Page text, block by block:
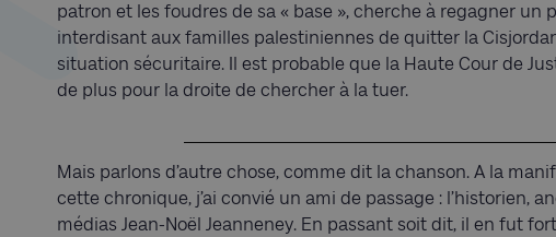
patron et les foudres de sa « base », cherche à regagner un
interdisant aux familles palestiniennes de quitter la
situation sécuritaire. Il est probable que la Haute Cour de
de plus pour la droite de chercher à la tuer.
Mais parlons d’autre chose, comme dit la chanson. A la
cette chronique, j’ai convié un ami de passage : l’historien,
médias Jean-Noël Jeanneney. En passant soit dit, il en fut